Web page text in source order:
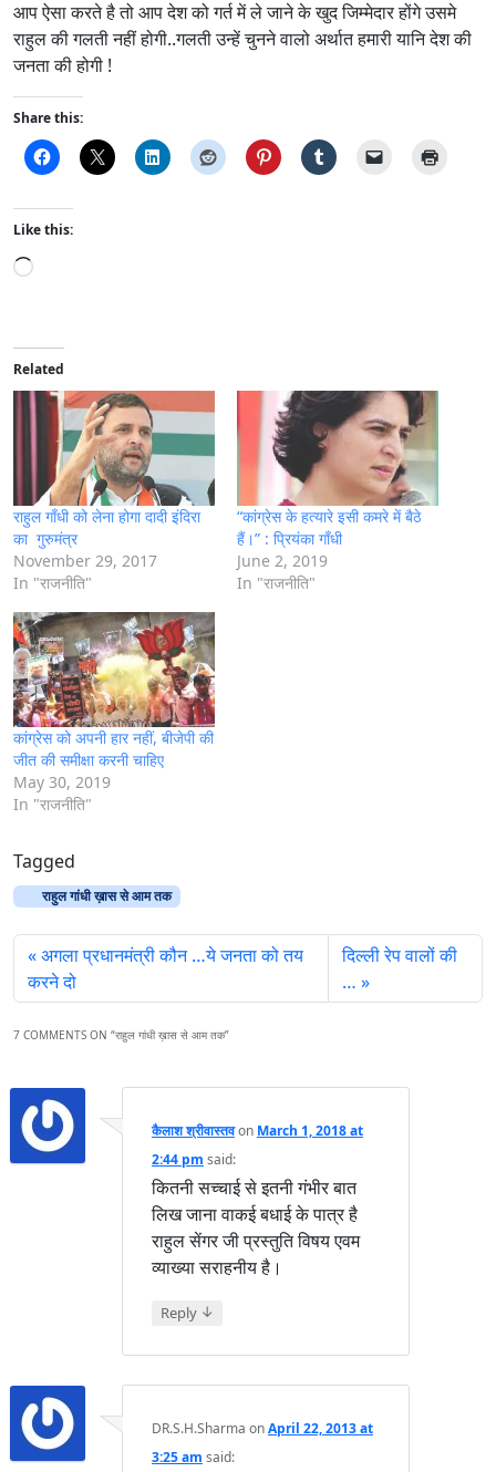
आप ऐसा करते है तो आप देश को गर्त में ले जाने के खुद जिम्मेदार होंगे उसमे
राहुल की गलती नहीं होगी..गलती उन्हें चुनने वालो अर्थात हमारी यानि देश की
जनता की होगी !
Share this:
Like this:
L
d
i
n
g
Related
राहुल गाँधी को लेना होगा दादी इंदिरा
का गुरुमंत्र
November 29, 2017
In "राजनीति"
“कांग्रेस के हत्यारे इसी कमरे में बैठे
हैं।” : प्रियंका गाँधी
June 2, 2019
In "राजनीति"
कांग्रेस को अपनी हार नहीं, बीजेपी की
जीत की समीक्षा करनी चाहिए
May 30, 2019
In "राजनीति"
Tagged
राहुल गांधी ख़ास से आम तक
अगला प्रधानमंत्री कौन …ये जनता को तय
करने दो
दिल्ली रेप वालों की
…
7 COMMENTS ON “राहुल गांधी ख़ास से आम तक”
कैलाश श्रीवास्तवon March 1, 2018 at
2:44 pm said:
कितनी सच्चाई से इतनी गंभीर बात
लिख जाना वाकई बधाई के पात्र है
राहुल सेंगर जी प्रस्तुति विषय एवम
व्याख्या सराहनीय है।
Reply ↓
DR.S.H.Sharma onApril 22, 2013 at
3:25 am said: